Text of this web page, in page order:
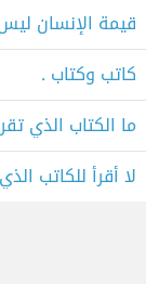
قيمة الإنسان
كاتب وكتاب .
ما الكتاب الذي
لا أقرأ للكاتب